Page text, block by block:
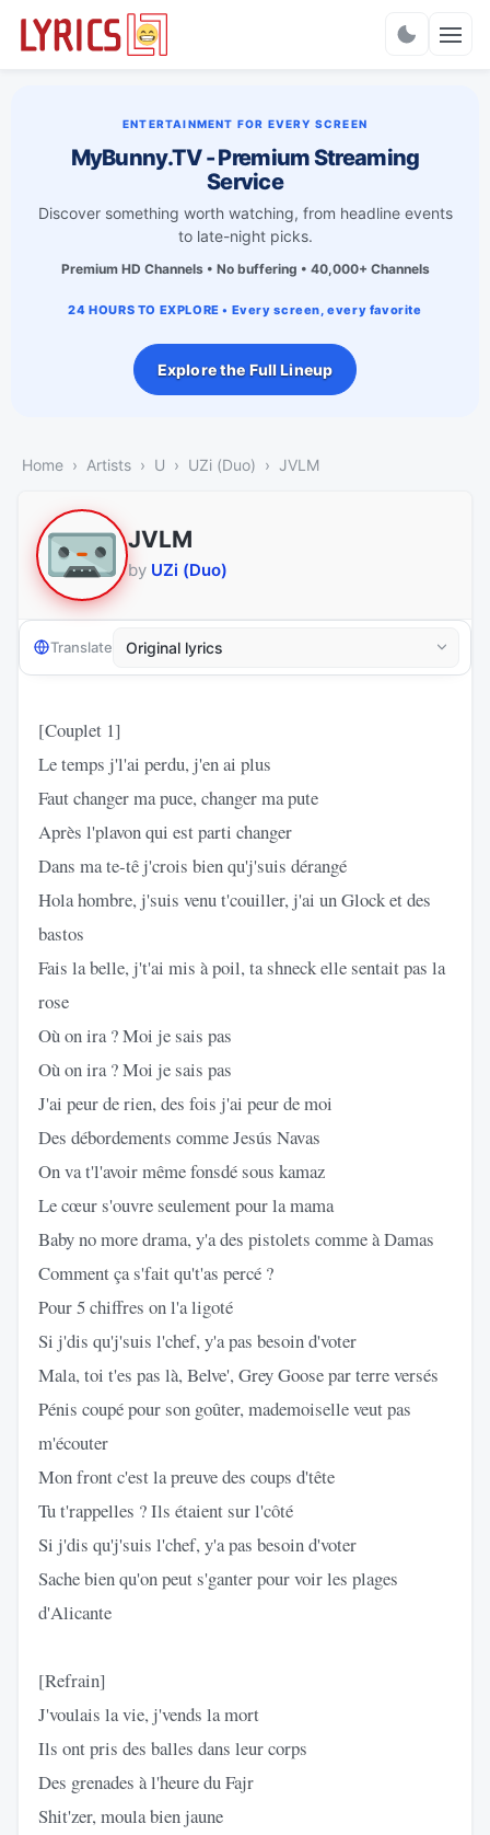
ENTERTAINMENT FOR EVERY SCREEN
MyBunny.TV - Premium Streaming
Service
Discover something worth watching, from headline events
to late-night picks.
Premium HD Channels • No buffering • 40,000+ Channels
24 HOURS TO EXPLORE • Every screen, every favorite
Explore the Full Lineup
Home Artists U UZi (Duo) JVLM
JVLM
by UZi (Duo)
Translate
[Couplet 1]
Le temps j'l'ai perdu, j'en ai plus
Faut changer ma puce, changer ma pute
Après l'plavon qui est parti changer
Dans ma te-tê j'crois bien qu'j'suis dérangé
Hola hombre, j'suis venu t'couiller, j'ai un Glock et des
bastos
Fais la belle, j't'ai mis à poil, ta shneck elle sentait pas la
rose
Où on ira ? Moi je sais pas
Où on ira ? Moi je sais pas
J'ai peur de rien, des fois j'ai peur de moi
Des débordements comme Jesús Navas
On va t'l'avoir même fonsdé sous kamaz
Le cœur s'ouvre seulement pour la mama
Baby no more drama, y'a des pistolets comme à Damas
Comment ça s'fait qu't'as percé ?
Pour 5 chiffres on l'a ligoté
Si j'dis qu'j'suis l'chef, y'a pas besoin d'voter
Mala, toi t'es pas là, Belve', Grey Goose par terre versés
Pénis coupé pour son goûter, mademoiselle veut pas
m'écouter
Mon front c'est la preuve des coups d'tête
Tu t'rappelles ? Ils étaient sur l'côté
Si j'dis qu'j'suis l'chef, y'a pas besoin d'voter
Sache bien qu'on peut s'ganter pour voir les plages
d'Alicante
[Refrain]
J'voulais la vie, j'vends la mort
Ils ont pris des balles dans leur corps
Des grenades à l'heure du Fajr
Shit'zer, moula bien jaune